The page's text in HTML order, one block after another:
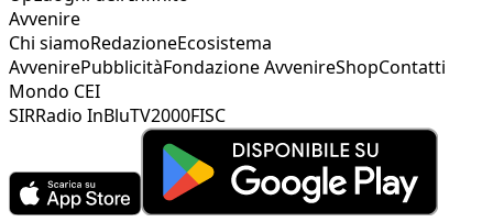
Avvenire
Chi siamoRedazioneEcosistema
AvvenirePubblicitàFondazione AvvenireShopContatti
Mondo CEI
SIRRadio InBluTV2000FISC